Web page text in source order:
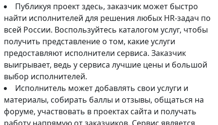
Публикуя проект здесь, заказчик может быстро
найти исполнителей для решения любых HR-задач по
всей России. Воспользуйтесь каталогом услуг, чтобы
получить представление о том, какие услуги
предоставляют исполнители сервиса. Заказчик
выигрывает, ведь у сервиса лучшие цены и большой
выбор исполнителей.
Исполнитель может добавлять свои услуги и
материалы, собирать баллы и отзывы, общаться на
форуме, участвовать в проектах сайта и получать